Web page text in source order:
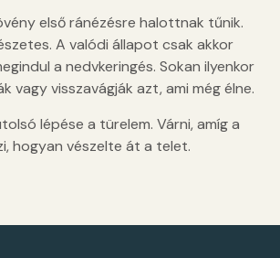
első ránézésre halottnak tűnik.
A valódi állapot csak akkor
a nedvkeringés. Sokan ilyenkor
vagy visszavágják azt, ami még élne.
lépése a türelem. Várni, amíg a
hogyan vészelte át a telet.